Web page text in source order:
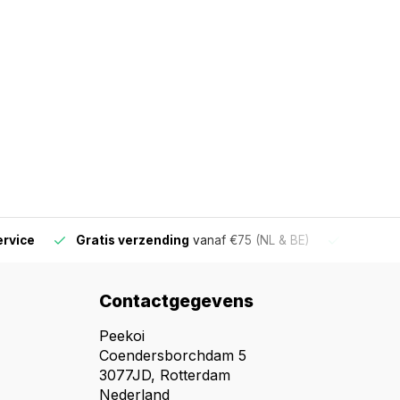
Gratis verzending vanaf €75 (NL & BE)
Contactgegevens
Peekoi
Coendersborchdam 5
3077JD, Rotterdam
Nederland